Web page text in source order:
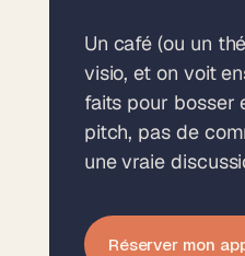
Un café (ou un
visio, et on voit
faits pour bosser
pitch, pas de
une vraie
Réserver mon